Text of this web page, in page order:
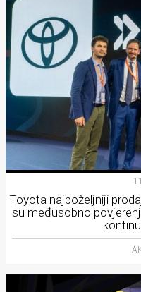
Toyota najpoželjniji
su međusobno